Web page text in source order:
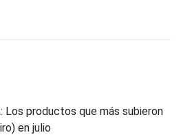
Los productos que más subieron
en julio